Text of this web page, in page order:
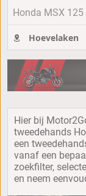
Honda MSX 125
Hoevelaken
Hier bij
tweedehands
een
vanaf een
zoekfilter,
en neem